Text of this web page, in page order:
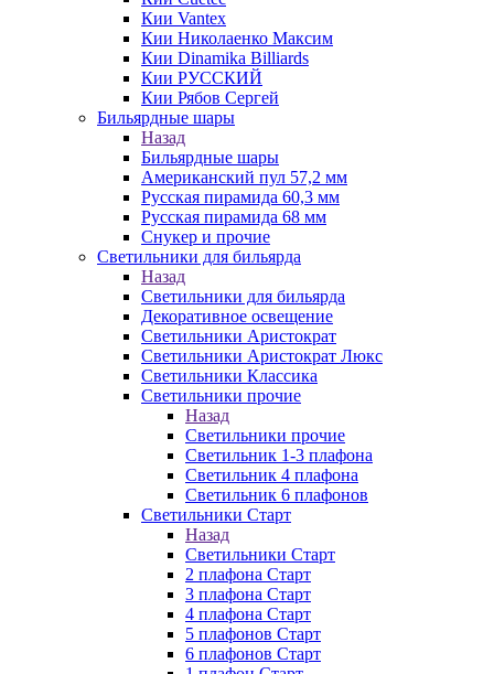
Кии Vantex
Кии Николаенко Максим
Кии Dinamika Billiards
Кии РУССКИЙ
Кии Рябов Сергей
Бильярдные шары
Назад
Бильярдные шары
Американский пул 57,2 мм
Русская пирамида 60,3 мм
Русская пирамида 68 мм
Снукер и прочие
Светильники для бильярда
Назад
Светильники для бильярда
Декоративное освещение
Светильники Аристократ
Светильники Аристократ Люкс
Светильники Классика
Светильники прочие
Назад
Светильники прочие
Светильник 1-3 плафона
Светильник 4 плафона
Светильник 6 плафонов
Светильники Старт
Назад
Светильники Старт
2 плафона Старт
3 плафона Старт
4 плафона Старт
5 плафонов Старт
6 плафонов Старт